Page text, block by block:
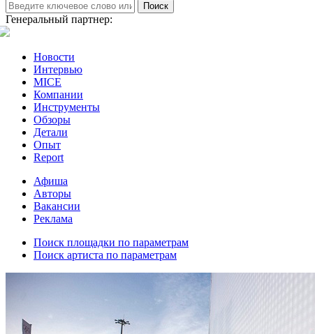
Поиск
Генеральный партнер:
Новости
Интервью
MICE
Компании
Инструменты
Обзоры
Детали
Опыт
Report
Афиша
Авторы
Вакансии
Реклама
Поиск площадки по параметрам
Поиск артиста по параметрам